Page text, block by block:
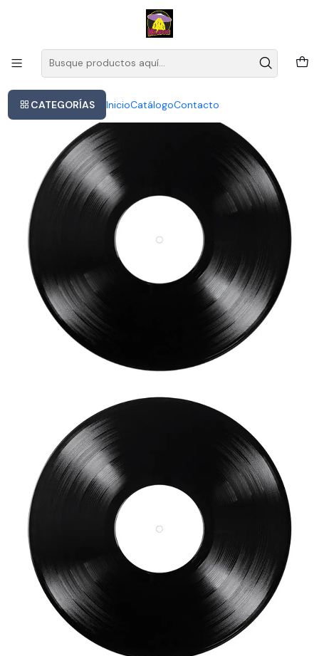
CATEGORÍAS InicioCatálogoContacto
Este es el texto del slide
Sabrina Carpenter Singular Act Il Lp Vinyl Versión Del Álbum Estándar